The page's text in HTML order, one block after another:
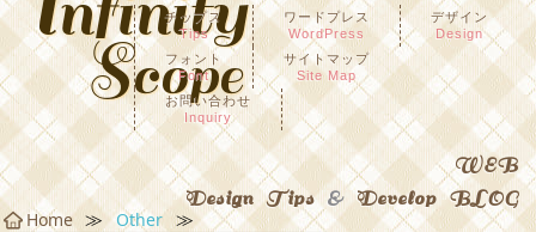
チップス
Tips
ワードプレス
WordPress
デザイン
Design
フォント
Font
サイトマップ
Site Map
お問い合わせ
Inquiry
WEB
Design Tips & Develop BLOG
Home ≫ Other ≫